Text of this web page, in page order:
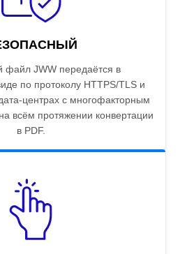
файл JWW передаётся в
по протоколу HTTPS/TLS и
центрах с многофакторным
всём протяжении конвертации
в PDF.